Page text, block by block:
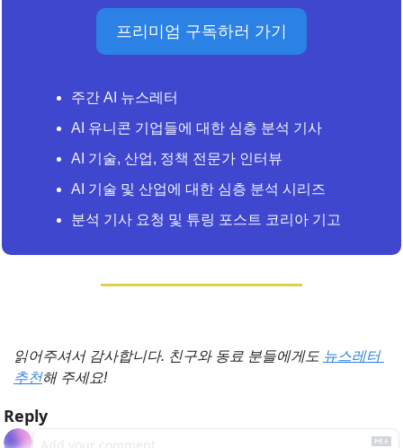
프리미엄 구독하러 가기
주간 AI 뉴스레터
AI 유니콘 기업들에 대한 심층 분석 기사
AI 기술, 산업, 정책 전문가 인터뷰
AI 기술 및 산업에 대한 심층 분석 시리즈
분석 기사 요청 및 튜링 포스트 코리아 기고
읽어주셔서 감사합니다. 친구와 동료 분들에게도 뉴스레터
추천해 주세요!
Reply